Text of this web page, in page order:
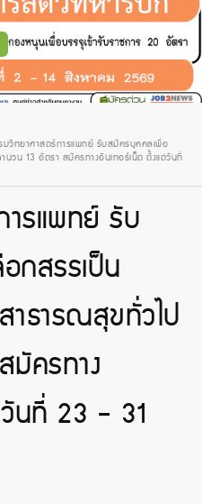
มวิทยาศาสตร์การแพทย์ รับสมัครบุคคลเพื่อ
นวน 13 อัตรา สมัครทางอินเทอร์เน็ต ตั้งแต่วันที่
รแพทย์ รับ
กสรรเป็น
าธารณสุขทั่วไป
มัครทาง
นที่ 23 - 31